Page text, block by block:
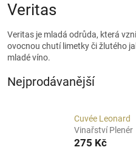
Veritas
Veritas je mladá odrůda, která
ovocnou chutí limetky či žlutého
mladé víno.
Nejprodávanější
Cuvée Leonard
Vinařství Plenér
275 Kč